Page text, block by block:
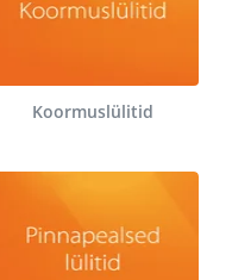
Koormuslülitid